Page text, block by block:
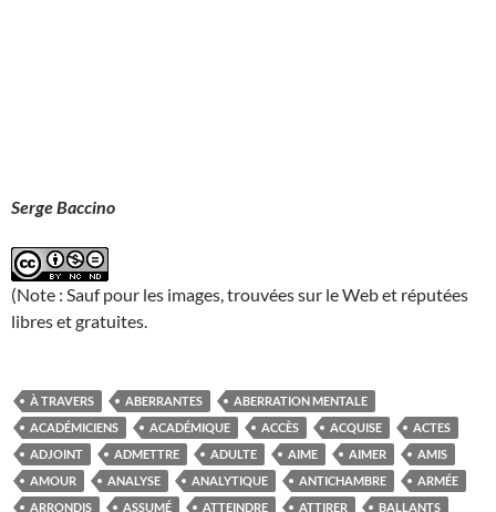
Serge Baccino
(Note : Sauf pour les images, trouvées sur le Web et réputées
libres et gratuites.
À TRAVERS ABERRANTES
ABERRATION MENTALE
ACADÉMICIENS
ACADÉMIQUE ACCÈS ACQUISE
ACTES
ADJOINT
ADMETTRE ADULTE AIME AIMER
AMIS
AMOUR
ANALYSE ANALYTIQUE ANTICHAMBRE
ARMÉE
ARRONDIS
ASSUMÉ ATTEINDRE ATTIRER BALLANTS